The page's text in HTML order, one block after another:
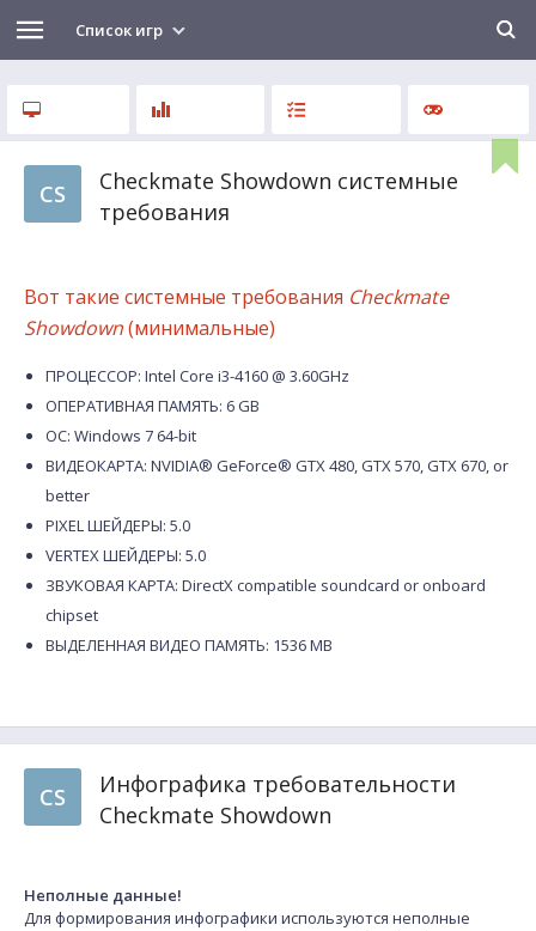
Список игр
CS
Checkmate Showdown системные
требования
Вот такие системные требования Checkmate
Showdown(минимальные)
ПРОЦЕССОР: Intel Core i3-4160 @ 3.60GHz
ОПЕРАТИВНАЯ ПАМЯТЬ: 6 GB
ОС: Windows 7 64-bit
ВИДЕОКАРТА: NVIDIA® GeForce® GTX 480, GTX 570, GTX 670, or
better
PIXEL ШЕЙДЕРЫ: 5.0
VERTEX ШЕЙДЕРЫ: 5.0
ЗВУКОВАЯ КАРТА: DirectX compatible soundcard or onboard
chipset
ВЫДЕЛЕННАЯ ВИДЕО ПАМЯТЬ: 1536 MB
CS
Инфографика требовательности
Checkmate Showdown
Неполные данные!
Для формирования инфографики используются неполные